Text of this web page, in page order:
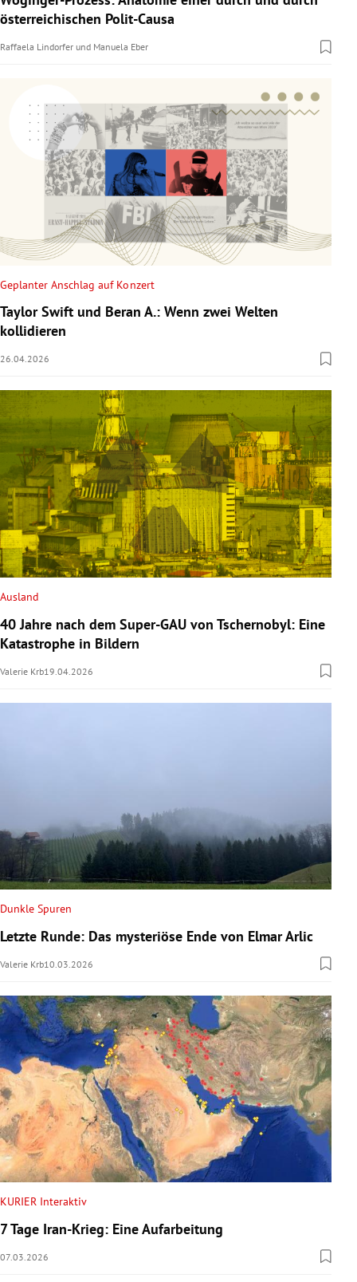
österreichischen Polit-Causa
Raffaela Lindorfer und Manuela Eber
Geplanter Anschlag auf Konzert
Taylor Swift und Beran A.: Wenn zwei Welten
kollidieren
26.04.2026
Ausland
40 Jahre nach dem Super-GAU von Tschernobyl: Eine
Katastrophe in Bildern
Valerie Krb19.04.2026
Dunkle Spuren
Letzte Runde: Das mysteriöse Ende von Elmar Arlic
Valerie Krb10.03.2026
KURIER Interaktiv
7 Tage Iran-Krieg: Eine Aufarbeitung
07.03.2026